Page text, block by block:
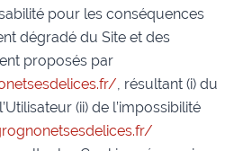
pour les conséquences
dégradé du Site et des
proposés par
, résultant (i) du
(ii) de l’impossibilité